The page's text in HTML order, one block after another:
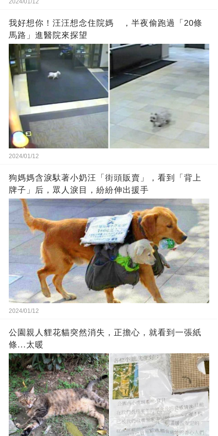
我好想你！汪汪想念住院媽 ，半夜偷跑過「20條
馬路」進醫院來探望
2024/01/12
狗媽媽含淚馱著小奶汪「街頭販賣」，看到「背上
牌子」后，眾人淚目，紛紛伸出援手
2024/01/12
公園親人貍花貓突然消失，正擔心，就看到一張紙
條...太暖